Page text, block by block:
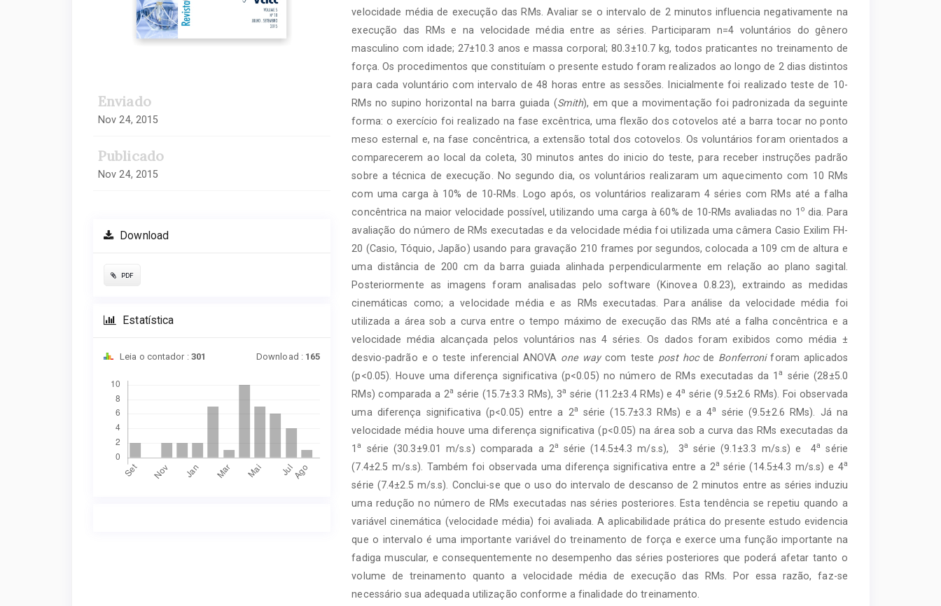
Enviado
Nov 24, 2015
Publicado
Nov 24, 2015
Download
PDF
Estatística
Leia o contador : 301 Download : 165
velocidade média de execução das RMs. Avaliar se o intervalo de 2 minutos influencia negativamente na
execução das RMs e na velocidade média entre as séries. Participaram n=4 voluntários do gênero
masculino com idade; 27±10.3 anos e massa corporal; 80.3±10.7 kg, todos praticantes no treinamento de
força. Os procedimentos que constituíam o presente estudo foram realizados ao longo de 2 dias distintos
para cada voluntário com intervalo de 48 horas entre as sessões. Inicialmente foi realizado teste de 10-
RMs no supino horizontal na barra guiada (Smith), em que a movimentação foi padronizada da seguinte
forma: o exercício foi realizado na fase excêntrica, uma flexão dos cotovelos até a barra tocar no ponto
meso esternal e, na fase concêntrica, a extensão total dos cotovelos. Os voluntários foram orientados a
comparecerem ao local da coleta, 30 minutos antes do inicio do teste, para receber instruções padrão
sobre a técnica de execução. No segundo dia, os voluntários realizaram um aquecimento com 10 RMs
com uma carga à 10% de 10-RMs. Logo após, os voluntários realizaram 4 séries com RMs até a falha
concêntrica na maior velocidade possível, utilizando uma carga à 60% de 10-RMs avaliadas no 1o dia. Para
avaliação do número de RMs executadas e da velocidade média foi utilizada uma câmera Casio Exilim FH-
20 (Casio, Tóquio, Japão) usando para gravação 210 frames por segundos, colocada a 109 cm de altura e
uma distância de 200 cm da barra guiada alinhada perpendicularmente em relação ao plano sagital.
Posteriormente as imagens foram analisadas pelo software (Kinovea 0.8.23), extraindo as medidas
cinemáticas como; a velocidade média e as RMs executadas. Para análise da velocidade média foi
utilizada a área sob a curva entre o tempo máximo de execução das RMs até a falha concêntrica e a
velocidade média alcançada pelos voluntários nas 4 séries. Os dados foram exibidos como média ±
desvio-padrão e o teste inferencial ANOVA one waycom teste post hocde Bonferroniforam aplicados
(p<0.05). Houve uma diferença significativa (p<0.05) no número de RMs executadas da 1a
série (28±5.0
RMs) comparada a 2a série (15.7±3.3 RMs), 3a série (11.2±3.4 RMs) e 4a série (9.5±2.6 RMs). Foi observada
uma diferença significativa (p<0.05) entre a 2a série (15.7±3.3 RMs) e a 4a
série (9.5±2.6 RMs). Já na
velocidade média houve uma diferença significativa (p<0.05) na área sob a curva das RMs executadas da
1a série (30.3±9.01 m/s.s) comparada a 2a série (14.5±4.3 m/s.s), 3a série (9.1±3.3 m/s.s) e 4a
série
(7.4±2.5 m/s.s). Também foi observada uma diferença significativa entre a 2a série (14.5±4.3 m/s.s) e 4a
série (7.4±2.5 m/s.s). Conclui-se que o uso do intervalo de descanso de 2 minutos entre as séries induziu
uma redução no número de RMs executadas nas séries posteriores. Esta tendência se repetiu quando a
variável cinemática (velocidade média) foi avaliada. A aplicabilidade prática do presente estudo evidencia
que o intervalo é uma importante variável do treinamento de força e exerce uma função importante na
fadiga muscular, e consequentemente no desempenho das séries posteriores que poderá afetar tanto o
volume de treinamento quanto a velocidade média de execução das RMs. Por essa razão, faz-se
necessário sua adequada utilização conforme a finalidade do treinamento.